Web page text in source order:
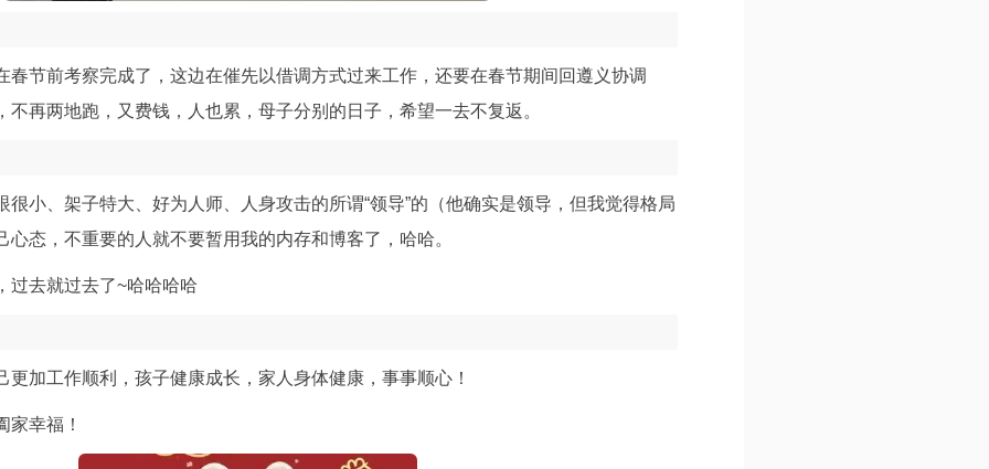
春节前考察完成了，这边在催先以借调方式过来工作，还要在春节期间回遵义协调
不再两地跑，又费钱，人也累，母子分别的日子，希望一去不复返。
很小、架子特大、好为人师、人身攻击的所谓“领导”的（他确实是领导，但我觉得格局
心态，不重要的人就不要暂用我的内存和博客了，哈哈。
过去就过去了~哈哈哈哈
更加工作顺利，孩子健康成长，家人身体健康，事事顺心！
家幸福！